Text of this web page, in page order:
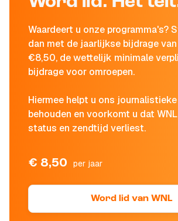
Waardeert u onze programma's?
dan met de jaarlijkse bijdrage
€8,50, de wettelijk minimale
bijdrage voor omroepen.
Hiermee helpt u ons
behouden en voorkomt u dat
status en zendtijd verliest.
€ 8,50 per jaar
Word lid van WNL